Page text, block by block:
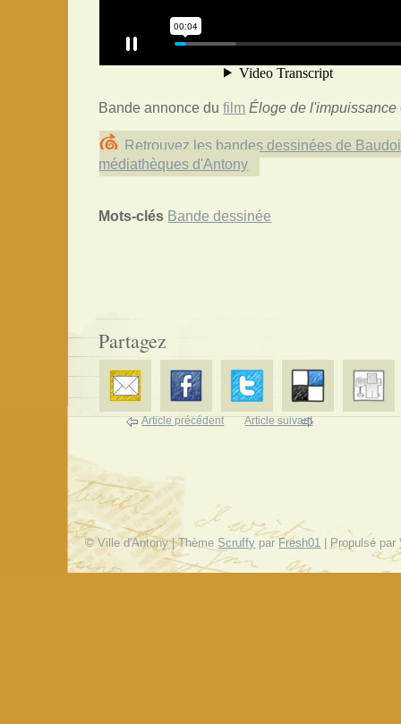
Bande annonce dufilm Éloge de l'impuissance
Retrouvez les bandes dessinées de
médiathèques d'Antony
Mots-clés Bande dessinée
Partagez
Article précédent Article suivant
© Ville d'Antony | Thème Scruffy par Fresh01 | Propulsé par